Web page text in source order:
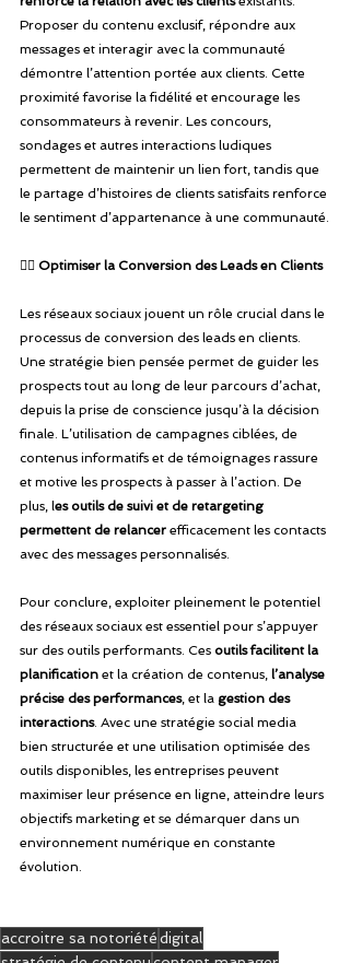
Proposer du contenu exclusif, répondre aux
messages et interagir avec la communauté
démontre l’attention portée aux clients. Cette
proximité favorise la fidélité et encourage les
consommateurs à revenir. Les concours,
sondages et autres interactions ludiques
permettent de maintenir un lien fort, tandis que
le partage d’histoires de clients satisfaits renforce
le sentiment d’appartenance à une communauté.
👉🏾 Optimiser la Conversion des Leads en Clients
Les réseaux sociaux jouent un rôle crucial dans le
processus de conversion des leads en clients.
Une stratégie bien pensée permet de guider les
prospects tout au long de leur parcours d’achat,
depuis la prise de conscience jusqu’à la décision
finale. L’utilisation de campagnes ciblées, de
contenus informatifs et de témoignages rassure
et motive les prospects à passer à l’action. De
plus, les outils de suivi et de retargeting
permettent de relancer efficacement les contacts
avec des messages personnalisés.
Pour conclure, exploiter pleinement le potentiel
des réseaux sociaux est essentiel pour s’appuyer
sur des outils performants. Ces outils facilitent la
planification et la création de contenus, l’analyse
précise des performances, et la gestion des
interactions. Avec une stratégie social media
bien structurée et une utilisation optimisée des
outils disponibles, les entreprises peuvent
maximiser leur présence en ligne, atteindre leurs
objectifs marketing et se démarquer dans un
environnement numérique en constante
évolution.
accroitre sa notoriétédigital